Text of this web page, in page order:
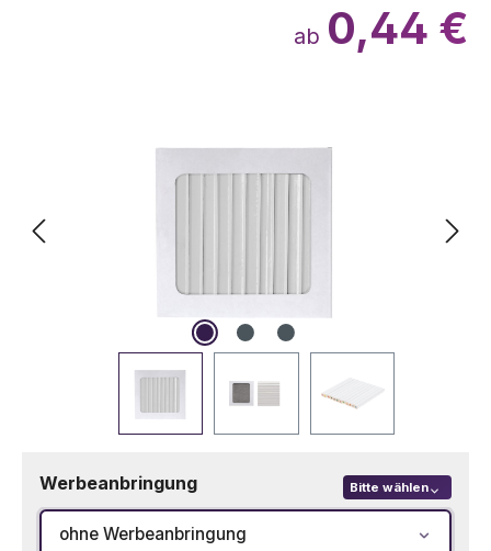
ab 0,44 €
Werbeanbringung Bitte wählen
ohne Werbeanbringung